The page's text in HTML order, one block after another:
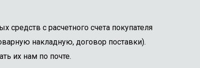
с расчетного счета покупателя
накладную, договор поставки).
их нам по почте.